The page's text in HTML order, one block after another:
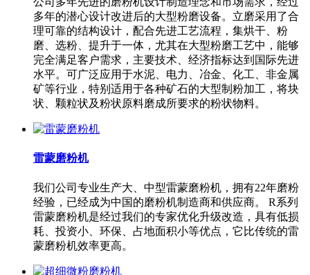
多年的潜心设计改进后的大型粉磨设备。立磨采用了合
理可靠的结构设计，配合先进工艺流程，集烘干、粉
磨、选粉、提升于一体，尤其在大型粉磨工艺中，能够
完全满足客户需求，主要技术、经济指标达到国际先进
水平。可广泛应用于水泥、电力、冶金、化工、非金属
矿等行业，特别适用于各种矿石的大型制粉加工，将块
状、颗粒状及粉状原料磨成所要求的粉状物料。
雷蒙磨粉机
我们公司专业生产大、中型雷蒙磨粉机，拥有22年磨粉
经验，已经成为中国的磨粉机制造商和供应商。 R系列
雷蒙磨粉机是经过我们的专家优化升级改造，具有低损
耗、投资小、环保、占地面积小等优点，它比传统的雷
蒙磨粉机效率更高。